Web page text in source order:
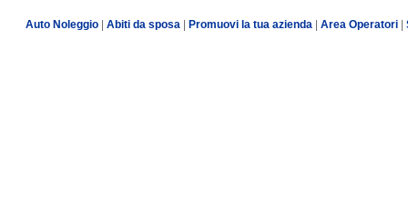
Auto Noleggio Abiti da sposa Promuovi la tua azienda Area Operatori